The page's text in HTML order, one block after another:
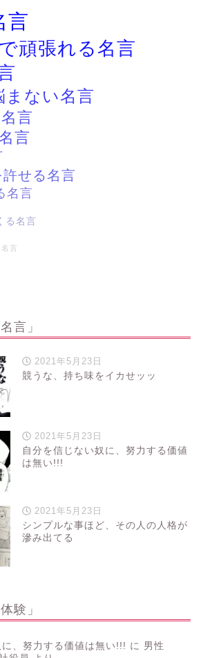
言
頑張れる名言
まない名言
言
言
せる名言
名言
る名言
言
言」
2021年5月23日
競うな、持ち味をイカせッッ
2021年5月23日
自分を信じない奴に、努力する価値
は無い!!!
2021年5月23日
シンプルな事ほど、その人の人格が
滲み出てる
験」
、努力する価値は無い!!! に 男性